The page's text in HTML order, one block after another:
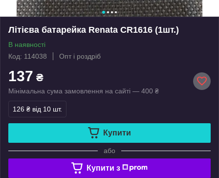
Літієва батарейка Renata CR1616 (1шт.)
В наявності
Код: 114038
Опт і роздріб
137 ₴
Мінімальна сума замовлення на сайті — 400 ₴
126 ₴ від 10 шт.
Купити
або
Купити з